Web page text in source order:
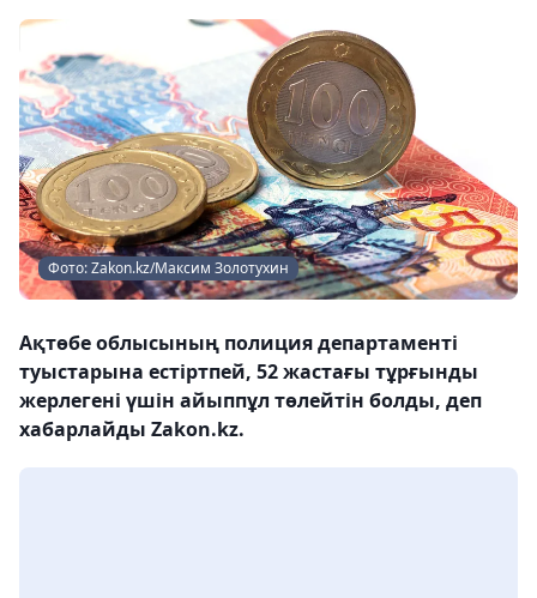
Фото: Zakon.kz/Максим Золотухин
Ақтөбе облысының полиция департаменті
туыстарына естіртпей, 52 жастағы тұрғынды
жерлегені үшін айыппұл төлейтін болды, деп
хабарлайды Zakon.kz.